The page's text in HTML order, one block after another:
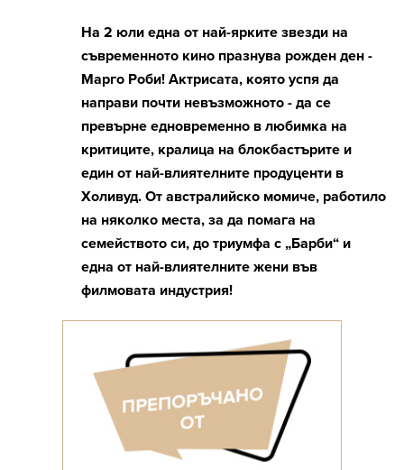
На 2 юли една от най-ярките звезди на
съвременното кино празнува рожден ден -
Марго Роби! Актрисата, която успя да
направи почти невъзможното - да се
превърне едновременно в любимка на
критиците, кралица на блокбастърите и
един от най-влиятелните продуценти в
Холивуд. От австралийско момиче, работило
на няколко места, за да помага на
семейството си, до триумфа с „Барби“ и
една от най-влиятелните жени във
филмовата индустрия!